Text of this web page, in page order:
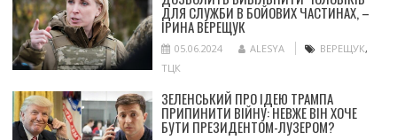
ДЛЯ СЛУЖБИ В БОЙОВИХ ЧАСТИНАХ, –
ІРИНА ВЕРЕЩУК
05.06.2024 ALESYA ВЕРЕЩУК,
ТЦК
ЗЕЛЕНСЬКИЙ ПРО ІДЕЮ ТРАМПА
ПРИПИНИТИ ВІЙНУ: НЕВЖЕ ВІН ХОЧЕ
БУТИ ПРЕЗИДЕНТОМ-ЛУЗЕРОМ?